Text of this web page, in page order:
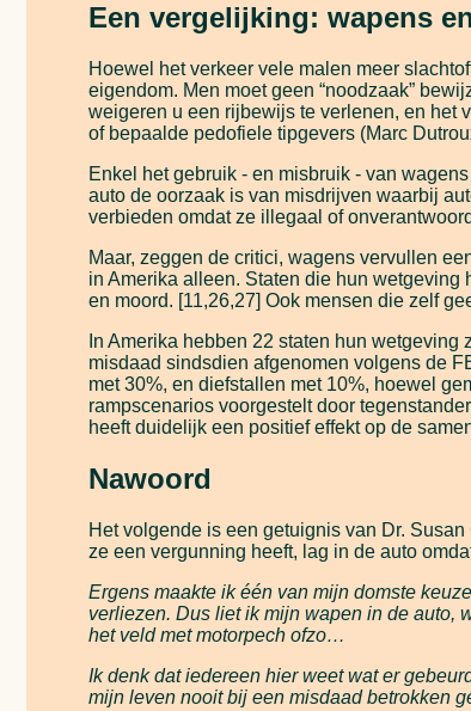
Een vergelijking: wapens
Hoewel het verkeer vele malen meer
eigendom. Men moet geen “noodzaak”
weigeren u een rijbewijs te verlenen, en het
of bepaalde pedofiele tipgevers (Marc
Enkel het gebruik - en misbruik - van
auto de oorzaak is van misdrijven waarbij
verbieden omdat ze illegaal of
Maar, zeggen de critici, wagens vervullen
in Amerika alleen. Staten die hun
en moord. [11,26,27] Ook mensen die zelf
In Amerika hebben 22 staten hun
misdaad sindsdien afgenomen volgens de
met 30%, en diefstallen met 10%, hoewel
rampscenarios voorgestelt door
heeft duidelijk een positief effekt op de
Nawoord
Het volgende is een getuignis van Dr.
ze een vergunning heeft, lag in de auto
Ergens maakte ik één van mijn domste
verliezen. Dus liet ik mijn wapen in de auto,
het veld met motorpech ofzo…
Ik denk dat iedereen hier weet wat er
mijn leven nooit bij een misdaad betrokken